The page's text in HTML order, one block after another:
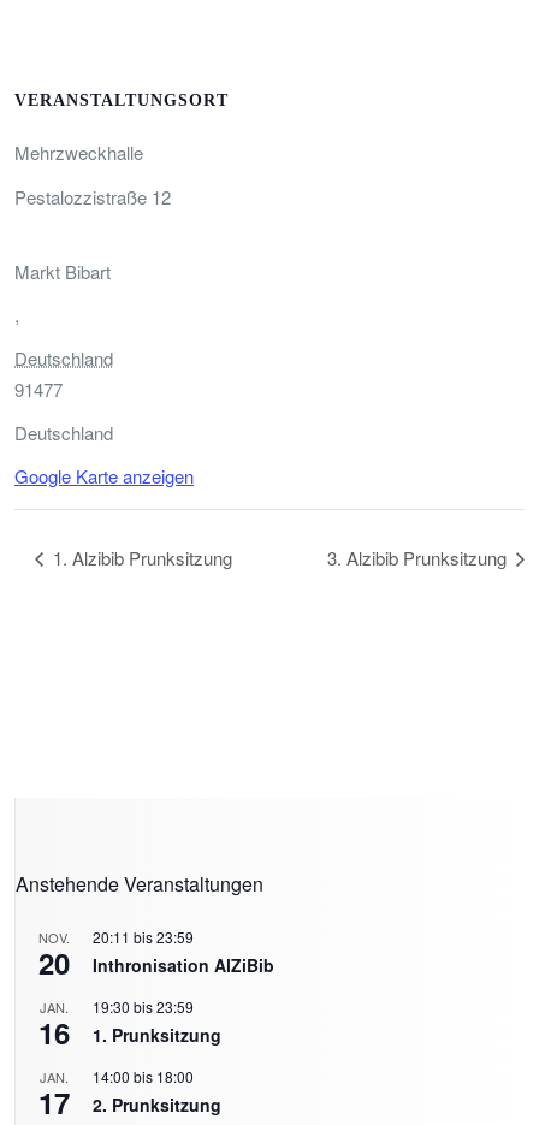
VERANSTALTUNGSORT
Mehrzweckhalle
Pestalozzistraße 12
Markt Bibart
,
Deutschland
91477
Deutschland
Google Karte anzeigen
1. Alzibib Prunksitzung 3. Alzibib Prunksitzung
Anstehende Veranstaltungen
NOV.
20
20:11 bis23:59
Inthronisation AlZiBib
JAN.
16
19:30 bis23:59
1. Prunksitzung
JAN.
17
14:00 bis 18:00
2. Prunksitzung